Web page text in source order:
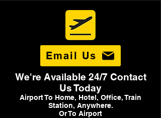
Email Us
We're Available 24/7 Contact
Us Today
Airport To Home, Hotel, Office, Train
Station, Anywhere.
Or To Airport